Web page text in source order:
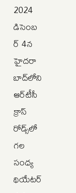
2024
డిసెంబ
ర్ 4న
హైదరా
బాద్‌లోని
ఆర్‌టీసీ
క్రాస్
రోడ్స్‌లో
గల
సంధ్య
థియేటర్